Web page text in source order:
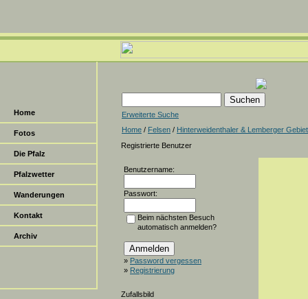
Home
Fotos
Die Pfalz
Pfalzwetter
Wanderungen
Kontakt
Archiv
Erweiterte Suche
Home / Felsen / Hinterweidenthaler & Lemberger Gebiet
Registrierte Benutzer
Benutzername:
Passwort:
Beim nächsten Besuch
automatisch anmelden?
» Password vergessen
» Registrierung
Zufallsbild